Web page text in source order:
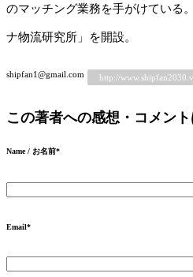
のマッチング業務を手がけている
ナ物流研究所」を開設。
shipfan1@gmail.com http://
この著者への感想・コメン
Name / お名前*
Email*